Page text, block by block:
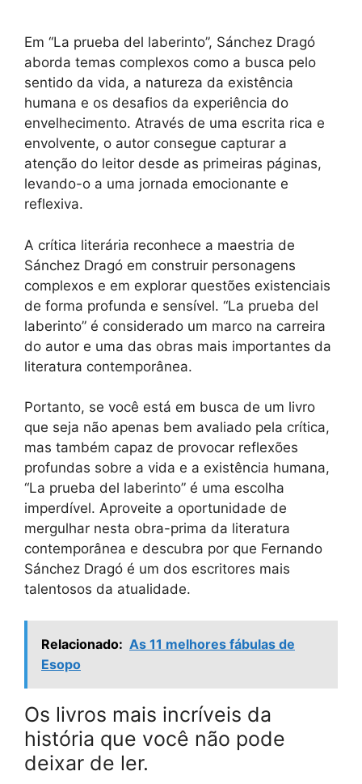
Em “La prueba del laberinto”, Sánchez Dragó
aborda temas complexos como a busca pelo
sentido da vida, a natureza da existência
humana e os desafios da experiência do
envelhecimento. Através de uma escrita rica e
envolvente, o autor consegue capturar a
atenção do leitor desde as primeiras páginas,
levando-o a uma jornada emocionante e
reflexiva.
A crítica literária reconhece a maestria de
Sánchez Dragó em construir personagens
complexos e em explorar questões existenciais
de forma profunda e sensível. “La prueba del
laberinto” é considerado um marco na carreira
do autor e uma das obras mais importantes da
literatura contemporânea.
Portanto, se você está em busca de um livro
que seja não apenas bem avaliado pela crítica,
mas também capaz de provocar reflexões
profundas sobre a vida e a existência humana,
“La prueba del laberinto” é uma escolha
imperdível. Aproveite a oportunidade de
mergulhar nesta obra-prima da literatura
contemporânea e descubra por que Fernando
Sánchez Dragó é um dos escritores mais
talentosos da atualidade.
Relacionado: As 11 melhores fábulas de
Esopo
Os livros mais incríveis da
história que você não pode
deixar de ler.